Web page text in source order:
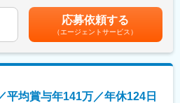
・機器、サプリメント、フードなどの
農家向けの飼料や消毒資材など
問準備/メーカー担当者と打合せ
給 固定残業代の時間：20時間/月 賞
回（6月、12月支給 合計5.15ヶ月） ※初
より独自計算の上で支給となります。賃
額であり、選考を通じて上下する可能性
固定手当を含めた表記です。
応募依頼する
（エージェントサービス）
平均賞与年141万／年休124日